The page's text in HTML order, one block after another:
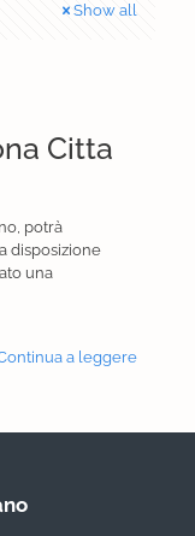
Show all
Citta
potrà
disposizione
una
a leggere